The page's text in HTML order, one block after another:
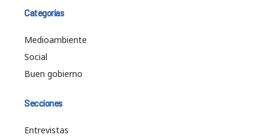
Categorías
Medioambiente
Social
Buen gobierno
Secciones
Entrevistas